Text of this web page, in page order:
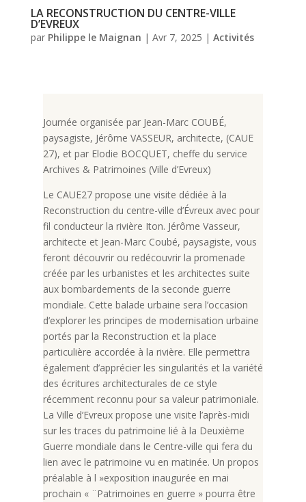
LA RECONSTRUCTION DU CENTRE-VILLE
D’EVREUX
par Philippe le Maignan | Avr 7, 2025 | Activités
Journée organisée par Jean-Marc COUBÉ,
paysagiste, Jérôme VASSEUR, architecte, (CAUE
27), et par Elodie BOCQUET, cheffe du service
Archives & Patrimoines (Ville d’Evreux)
Le CAUE27 propose une visite dédiée à la
Reconstruction du centre-ville d’Évreux avec pour
fil conducteur la rivière Iton. Jérôme Vasseur,
architecte et Jean-Marc Coubé, paysagiste, vous
feront découvrir ou redécouvrir la promenade
créée par les urbanistes et les architectes suite
aux bombardements de la seconde guerre
mondiale. Cette balade urbaine sera l’occasion
d’explorer les principes de modernisation urbaine
portés par la Reconstruction et la place
particulière accordée à la rivière. Elle permettra
également d’apprécier les singularités et la variété
des écritures architecturales de ce style
récemment reconnu pour sa valeur patrimoniale.
La Ville d’Evreux propose une visite l’après-midi
sur les traces du patrimoine lié à la Deuxième
Guerre mondiale dans le Centre-ville qui fera du
lien avec le patrimoine vu en matinée. Un propos
préalable à l »exposition inaugurée en mai
prochain « ¨Patrimoines en guerre » pourra être